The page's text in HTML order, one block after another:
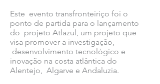
Este evento transfronteiriço foi o
ponto de partida para o lançamento
do projeto Atlazul, um projeto que
visa promover a investigação,
desenvolvimento tecnológico e
inovação na costa atlântica do
Alentejo, Algarve e Andaluzia.